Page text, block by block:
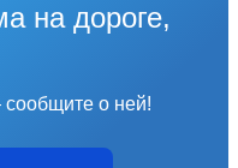
на дороге,
о ней!